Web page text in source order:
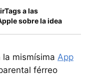
a las
sobre la idea
la mismísima App
férreo